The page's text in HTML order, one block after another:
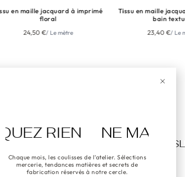
en maille jacquard à imprimé
floral
24,50€/ Le mètre
Tissu en maille
bain
23,40€/ Le
RIEN NE MANQUEZ
Chaque mois, les coulisses de l’atelier. Sélections
mercerie, tendances matières et secrets de
fabrication réservés à notre cercle.